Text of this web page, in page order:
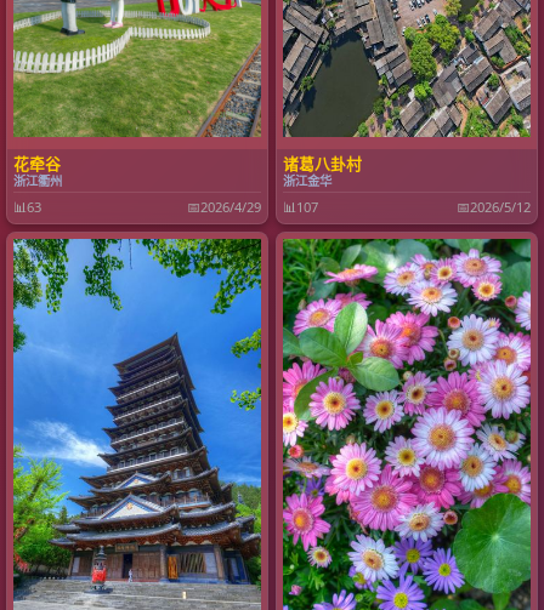
花牵谷
浙江衢州
📊63 📅2026/4/29
诸葛八卦村
浙江金华
📊 107 📅2026/5/12